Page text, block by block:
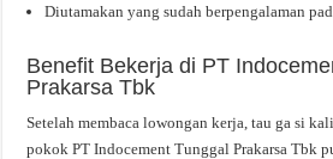
Diutamakan yang sudah berpengalaman
Benefit Bekerja di PT
Prakarsa Tbk
Setelah membaca lowongan kerja, tau ga si
pokok PT Indocement Tunggal Prakarsa Tbk